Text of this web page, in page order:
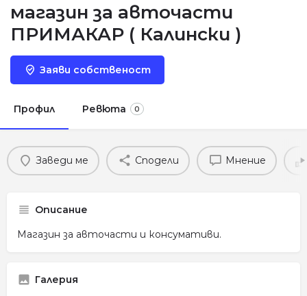
магазин за авточасти
ПРИМАКАР ( Калински )
Заяви собственост
Профил Ревюта 0
Заведи ме Сподели Мнение
Описание
Магазин за авточасти и консумативи.
Галерия